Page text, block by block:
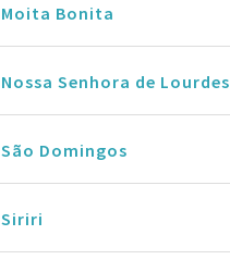
Moita Bonita
Nossa Senhora de Lourdes
São Domingos
Siriri